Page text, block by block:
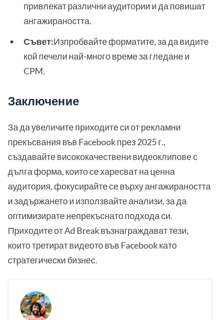
привлекат различни аудитории и да повишат
ангажираността.
Съвет:Изпробвайте форматите, за да видите
кой печели най-много време за гледане и
CPM.
Заключение
За да увеличите приходите си от рекламни
прекъсвания във Facebook през 2025 г.,
създавайте висококачествени видеоклипове с
дълга форма, които се харесват на ценна
аудитория, фокусирайте се върху ангажираността
и задържането и използвайте анализи, за да
оптимизирате непрекъснато подхода си.
Приходите от Ad Break възнаграждават тези,
които третират видеото във Facebook като
стратегически бизнес.